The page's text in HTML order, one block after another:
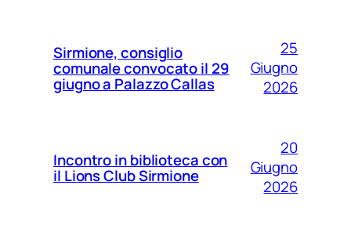
Sirmione, consiglio
comunale convocato il 29
giugno a Palazzo Callas
25
Giugno
2026
Incontro in biblioteca con
il Lions Club Sirmione
20
Giugno
2026